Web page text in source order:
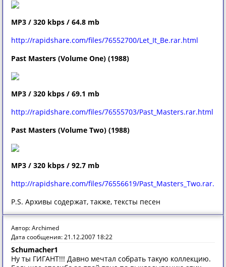
MP3 / 320 kbps / 64.8 mb
http://rapidshare.com/files/76552700/Let_It_Be.rar.html
Past Masters (Volume One) (1988)
MP3 / 320 kbps / 69.1 mb
http://rapidshare.com/files/76555703/Past_Masters.rar.html
Past Masters (Volume Two) (1988)
MP3 / 320 kbps / 92.7 mb
http://rapidshare.com/files/76556619/
P.S. Архивы содержат, также, тексты песен
Автор: Archimed
Дата сообщения: 21.12.2007 18:22
Schumacher1
Ну ты ГИГАНТ!!! Давно мечтал собрать такую коллекцию.